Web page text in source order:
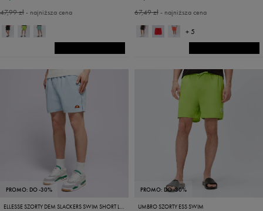
47,99 zł- najniższa cena 67,49 zł- najniższa cena
+ 5
PROMO: DO -30%
ELLESSE SZORTY DEM SLACKERS SWIM SHORT LBLUE/NAVY
PROMO: DO -30%
UMBRO SZORTY ESS SWIM